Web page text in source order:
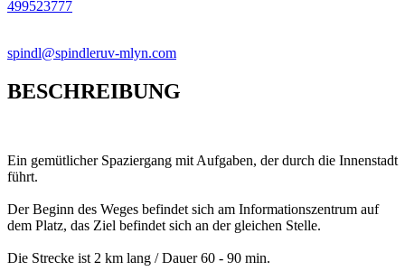
499523777
spindl@spindleruv-mlyn.com
BESCHREIBUNG
Ein gemütlicher Spaziergang mit Aufgaben, der durch die Innenstadt
führt.
Der Beginn des Weges befindet sich am Informationszentrum auf
dem Platz, das Ziel befindet sich an der gleichen Stelle.
Die Strecke ist 2 km lang / Dauer 60 - 90 min.